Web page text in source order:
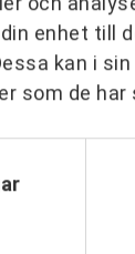
enhet till
kan i
som de
frågor
på
och
något
tid och
också
uppgift
För mig